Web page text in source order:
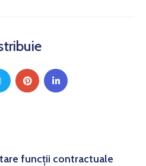
funcții contractuale